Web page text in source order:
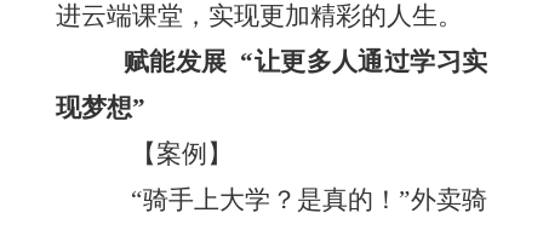
进云端课堂，实现更加精彩的人生。
赋能发展 “让更多人通过学习实
现梦想”
【案例】
“骑手上大学？是真的！”外卖骑